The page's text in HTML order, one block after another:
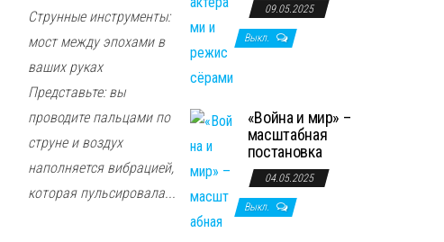
Струнные инструменты:
мост между эпохами в
ваших руках
Представьте: вы
проводите пальцами по
струне и воздух
наполняется вибрацией,
которая пульсировала...
09.05.2025
Выкл.
«Война и мир» –
масштабная
постановка
04.05.2025
Выкл.